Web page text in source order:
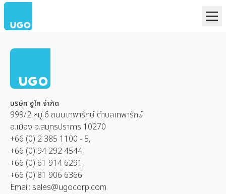
บริษัท อูโก จำกัด
999/2 หมู่ 6 ถนนเทพารักษ์ ตำบลเทพารักษ์
อ.เมือง จ.สมุทรปราการ 10270
+66 (0) 2 385 1100 - 5,
+66 (0) 94 292 4544,
+66 (0) 61 914 6291,
+66 (0) 81 906 6366
Email: sales@ugocorp.com